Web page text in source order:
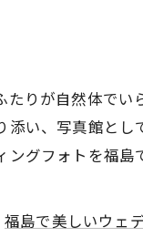
りが自然体でい
い、写真館とし
グフォトを福島
福島で美しいウェ